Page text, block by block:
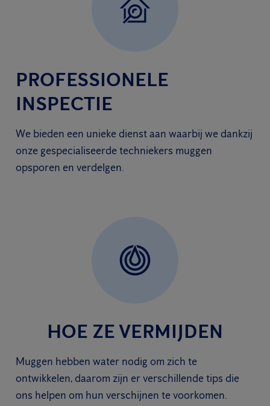
PROFESSIONELE
INSPECTIE
We bieden een unieke dienst aan waarbij we dankzij
onze gespecialiseerde techniekers muggen
opsporen en verdelgen.
HOE ZE VERMIJDEN
Muggen hebben water nodig om zich te
ontwikkelen, daarom zijn er verschillende tips die
ons helpen om hun verschijnen te voorkomen.